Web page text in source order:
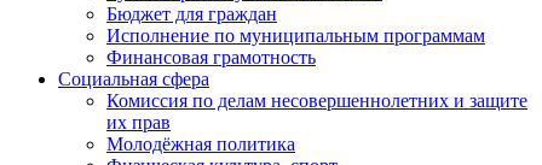
Бюджет для граждан
Исполнение по муниципальным программам
Финансовая грамотность
Социальная сфера
Комиссия по делам несовершеннолетних и защите
их прав
Молодёжная политика